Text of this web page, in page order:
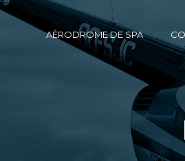
AÉRODROME DE SPA